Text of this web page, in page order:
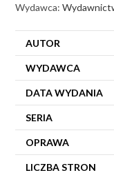
Wydawca:
AUTOR
WYDAWCA
DATA WYDANIA
SERIA
OPRAWA
LICZBA STRON